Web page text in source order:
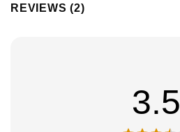
REVIEWS (2)
3.5